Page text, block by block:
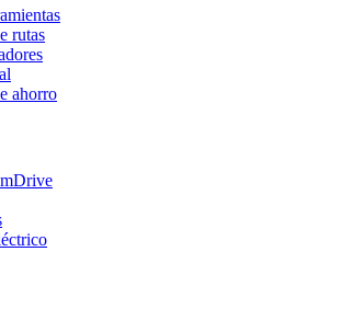
rutas
ahorro